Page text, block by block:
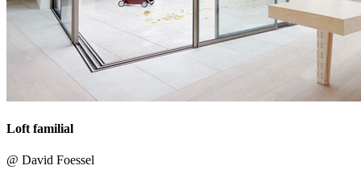
Loft familial
@ David Foessel